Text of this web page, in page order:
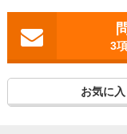
3
お気に